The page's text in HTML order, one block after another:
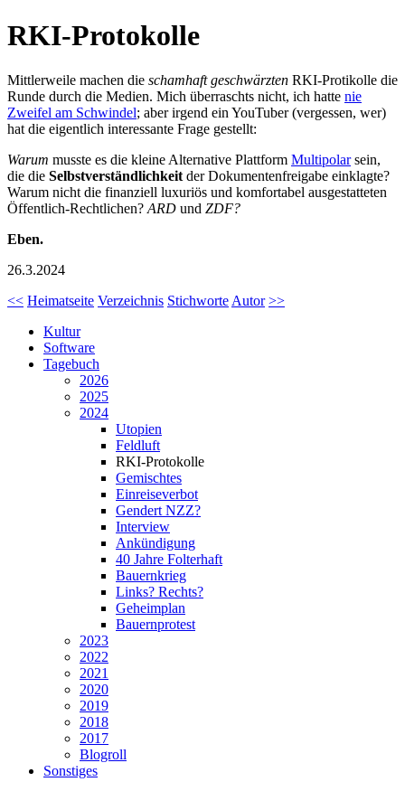
RKI-Protokolle
Mittlerweile machen die schamhaft geschwärzten RKI-Protikolle die
Runde durch die Medien. Mich überraschts nicht, ich hatte nie
Zweifel am Schwindel; aber irgend ein YouTuber (vergessen, wer)
hat die eigentlich interessante Frage gestellt:
Warum musste es die kleine Alternative Plattform Multipolarsein,
die die Selbstverständlichkeit der Dokumentenfreigabe einklagte?
Warum nicht die finanziell luxuriös und komfortabel ausgestatteten
Öffentlich-Rechtlichen? ARD und ZDF?
Eben.
26.3.2024
<< Heimatseite Verzeichnis Stichworte Autor >>
Kultur
Software
Tagebuch
2026
2025
2024
Utopien
Feldluft
RKI-Protokolle
Gemischtes
Einreiseverbot
Gendert NZZ?
Interview
Ankündigung
40 Jahre Folterhaft
Bauernkrieg
Links? Rechts?
Geheimplan
Bauernprotest
2023
2022
2021
2020
2019
2018
2017
Blogroll
Sonstiges